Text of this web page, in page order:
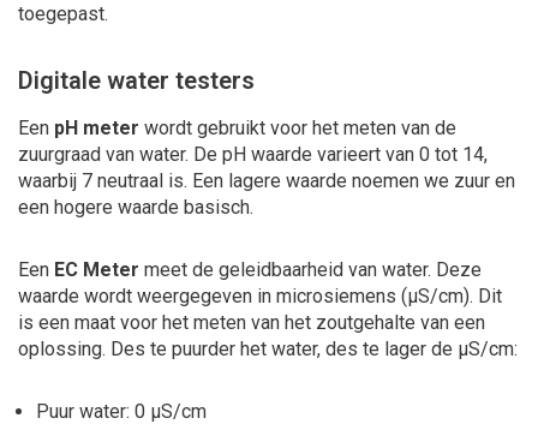
toegepast.
Digitale water testers
Een pH meter wordt gebruikt voor het meten van de
zuurgraad van water. De pH waarde varieert van 0 tot 14,
waarbij 7 neutraal is. Een lagere waarde noemen we zuur en
een hogere waarde basisch.
Een EC Meter meet de geleidbaarheid van water. Deze
waarde wordt weergegeven in microsiemens (µS/cm). Dit
is een maat voor het meten van het zoutgehalte van een
oplossing. Des te puurder het water, des te lager de µS/cm:
Puur water: 0 μS/cm